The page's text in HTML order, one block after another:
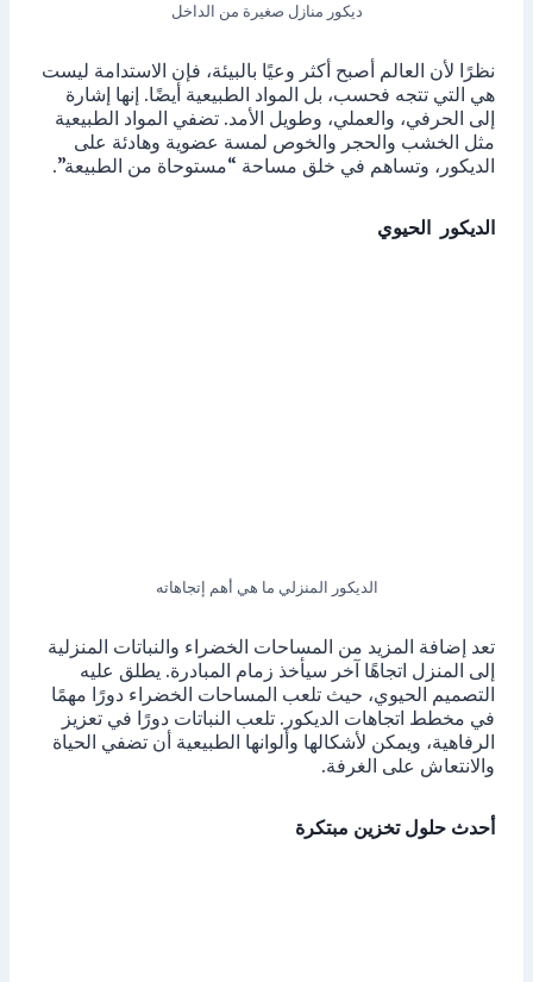
ديكور منازل صغيرة من الداخل
نظرًا لأن العالم أصبح أكثر وعيًا بالبيئة، فإن الاستدامة ليست
هي التي تتجه فحسب، بل المواد الطبيعية أيضًا. إنها إشارة
إلى الحرفي، والعملي، وطويل الأمد. تضفي المواد الطبيعية
مثل الخشب والحجر والخوص لمسة عضوية وهادئة على
الديكور، وتساهم في خلق مساحة “مستوحاة من الطبيعة”.
الديكور الحيوي
الديكور المنزلي ما هي أهم إتجاهاته
تعد إضافة المزيد من المساحات الخضراء والنباتات المنزلية
إلى المنزل اتجاهًا آخر سيأخذ زمام المبادرة. يطلق عليه
التصميم الحيوي، حيث تلعب المساحات الخضراء دورًا مهمًا
في مخطط اتجاهات الديكور. تلعب النباتات دورًا في تعزيز
الرفاهية، ويمكن لأشكالها وألوانها الطبيعية أن تضفي الحياة
والانتعاش على الغرفة.
أحدث حلول تخزين مبتكرة